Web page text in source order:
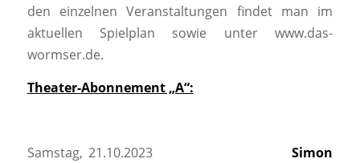
den einzelnen Veranstaltungen findet man im
aktuellen Spielplan sowie unter www.das-
wormser.de.
Theater-Abonnement „A“:
Samstag, 21.10.2023Simon